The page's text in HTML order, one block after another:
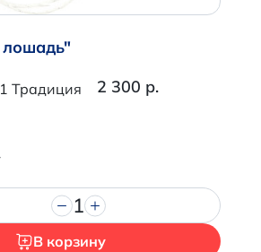
Традиция 2 300 р.
1
В корзину